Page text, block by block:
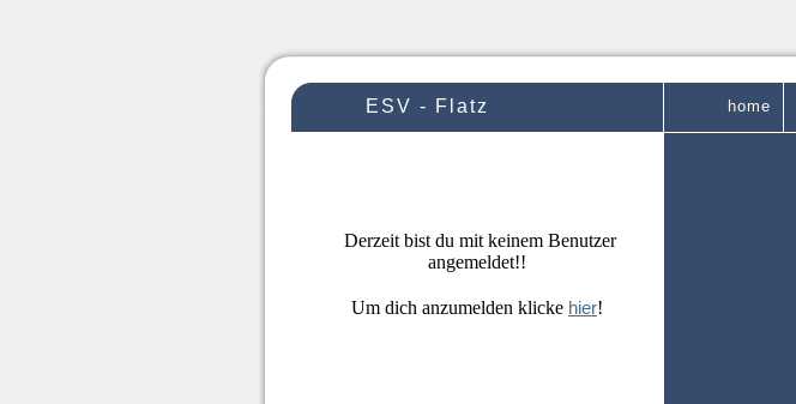
ESV - Flatz home
Derzeit bist du mit keinem Benutzer
angemeldet!!
Um dich anzumelden klicke hier!